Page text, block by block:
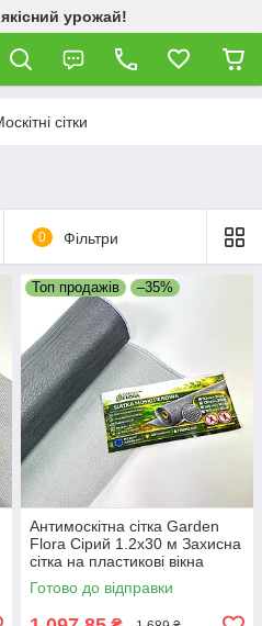
урожай!
сітки
0 Фільтри
Топ продажів –35%
Антимоскітна сітка Garden
Flora Сірий 1.2x30 м Захисна
сітка на пластикові вікна
Москітна сітка на вікно без
рамки
Готово до відправки